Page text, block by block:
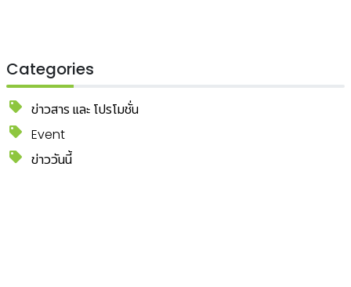
Categories
ข่าวสาร และ โปรโมชั่น
Event
ข่าววันนี้